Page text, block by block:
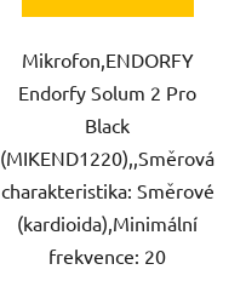
Mikrofon,ENDORFY
Endorfy Solum 2 Pro
Black
(MIKEND1220),,Směrová
charakteristika: Směrové
(kardioida),Minimální
frekvence: 20